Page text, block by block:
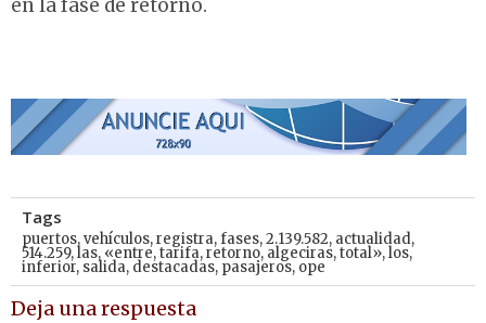
en la fase de retorno.
Tags
puertos,vehículos,registra,fases,2.139.582, actualidad,
514.259,las, «entre,tarifa,retorno, algeciras,total»,los,
inferior, salida, destacadas, pasajeros, ope
Deja una respuesta